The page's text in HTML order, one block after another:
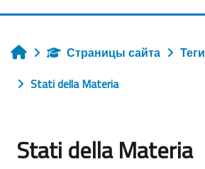
ГлавнаяСтраницы сайта
Теги
Stati della Materia
Stati della Materia